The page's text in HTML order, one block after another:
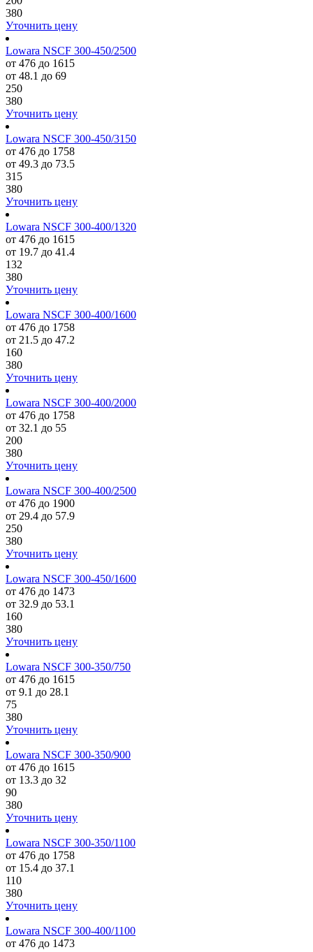
380
Уточнить цену
Lowara NSCF 300-450/2500
от 476 до 1615
от 48.1 до 69
250
380
Уточнить цену
Lowara NSCF 300-450/3150
от 476 до 1758
от 49.3 до 73.5
315
380
Уточнить цену
Lowara NSCF 300-400/1320
от 476 до 1615
от 19.7 до 41.4
132
380
Уточнить цену
Lowara NSCF 300-400/1600
от 476 до 1758
от 21.5 до 47.2
160
380
Уточнить цену
Lowara NSCF 300-400/2000
от 476 до 1758
от 32.1 до 55
200
380
Уточнить цену
Lowara NSCF 300-400/2500
от 476 до 1900
от 29.4 до 57.9
250
380
Уточнить цену
Lowara NSCF 300-450/1600
от 476 до 1473
от 32.9 до 53.1
160
380
Уточнить цену
Lowara NSCF 300-350/750
от 476 до 1615
от 9.1 до 28.1
75
380
Уточнить цену
Lowara NSCF 300-350/900
от 476 до 1615
от 13.3 до 32
90
380
Уточнить цену
Lowara NSCF 300-350/1100
от 476 до 1758
от 15.4 до 37.1
110
380
Уточнить цену
Lowara NSCF 300-400/1100
от 476 до 1473